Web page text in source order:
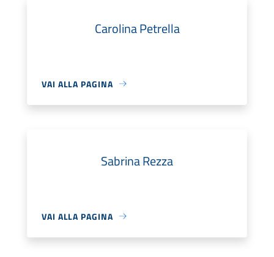
Carolina Petrella
VAI ALLA PAGINA
Sabrina Rezza
VAI ALLA PAGINA